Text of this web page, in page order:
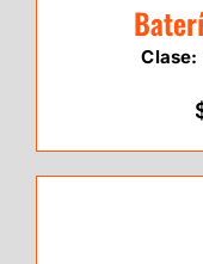
Clase: